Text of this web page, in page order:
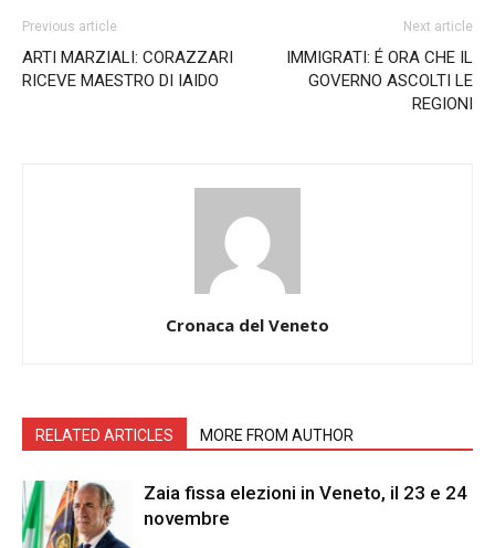
Previous article
ARTI MARZIALI: CORAZZARI
RICEVE MAESTRO DI IAIDO
Next article
IMMIGRATI: É ORA CHE IL
GOVERNO ASCOLTI LE
REGIONI
Cronaca del Veneto
RELATED ARTICLES MORE FROM AUTHOR
Zaia fissa elezioni in Veneto, il 23 e 24
novembre